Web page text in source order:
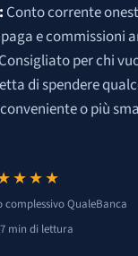
Conto corrente
e commissioni
per chi
di spendere
o più
3.6 su 5
complessivo QualeBanca
min di lettura